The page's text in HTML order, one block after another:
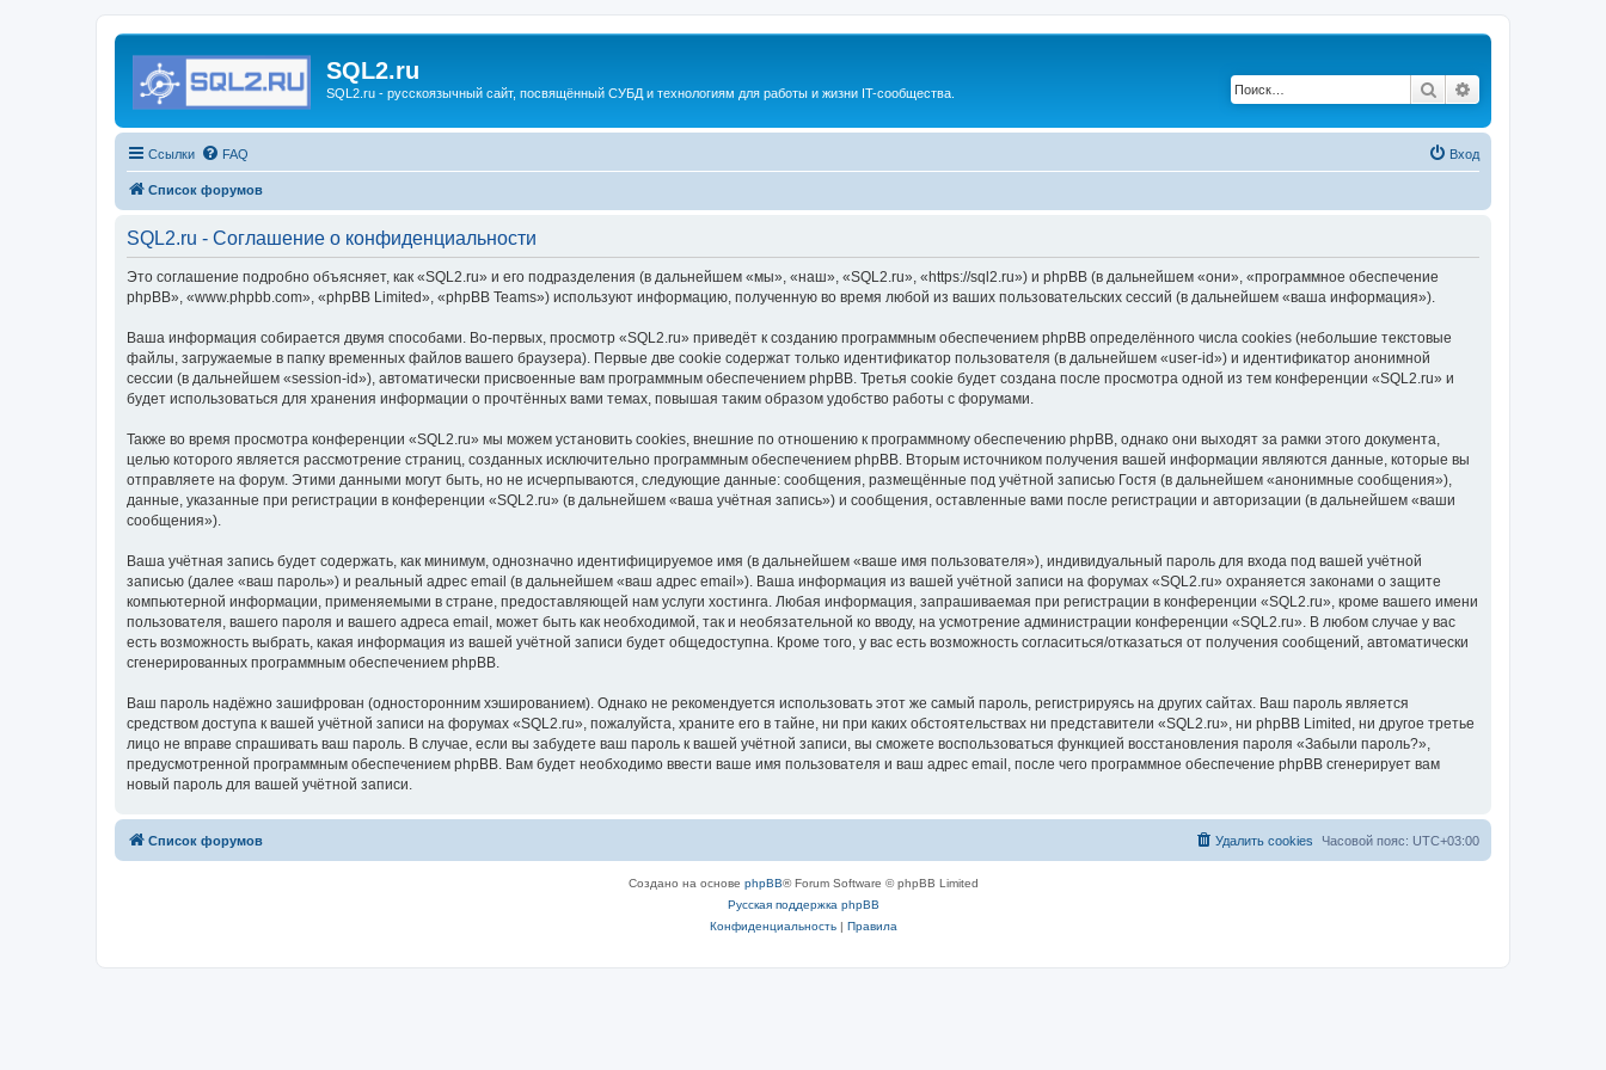
SQL2.ru
SQL2.ru - русскоязычный сайт, посвящённый СУБД и технологиям для работы и жизни IT-сообщества. Поиск
Ссылки FAQ Вход
Список форумов
SQL2.ru - Соглашение о конфиденциальности
Это соглашение подробно объясняет, как «SQL2.ru» и его подразделения (в дальнейшем «мы», «наш», «SQL2.ru», «https://sql2.ru») и phpBB (в дальнейшем «они», «программное обеспечение
phpBB», «www.phpbb.com», «phpBB Limited», «phpBB Teams») используют информацию, полученную во время любой из ваших пользовательских сессий (в дальнейшем «ваша информация»).
Ваша информация собирается двумя способами. Во-первых, просмотр «SQL2.ru» приведёт к созданию программным обеспечением phpBB определённого числа cookies (небольшие текстовые
файлы, загружаемые в папку временных файлов вашего браузера). Первые две cookie содержат только идентификатор пользователя (в дальнейшем «user-id») и идентификатор анонимной
сессии (в дальнейшем «session-id»), автоматически присвоенные вам программным обеспечением phpBB. Третья cookie будет создана после просмотра одной из тем конференции «SQL2.ru» и
будет использоваться для хранения информации о прочтённых вами темах, повышая таким образом удобство работы с форумами.
Также во время просмотра конференции «SQL2.ru» мы можем установить cookies, внешние по отношению к программному обеспечению phpBB, однако они выходят за рамки этого документа,
целью которого является рассмотрение страниц, созданных исключительно программным обеспечением phpBB. Вторым источником получения вашей информации являются данные, которые вы
отправляете на форум. Этими данными могут быть, но не исчерпываются, следующие данные: сообщения, размещённые под учётной записью Гостя (в дальнейшем «анонимные сообщения»),
данные, указанные при регистрации в конференции «SQL2.ru» (в дальнейшем «ваша учётная запись») и сообщения, оставленные вами после регистрации и авторизации (в дальнейшем «ваши
сообщения»).
Ваша учётная запись будет содержать, как минимум, однозначно идентифицируемое имя (в дальнейшем «ваше имя пользователя»), индивидуальный пароль для входа под вашей учётной
записью (далее «ваш пароль») и реальный адрес email (в дальнейшем «ваш адрес email»). Ваша информация из вашей учётной записи на форумах «SQL2.ru» охраняется законами о защите
компьютерной информации, применяемыми в стране, предоставляющей нам услуги хостинга. Любая информация, запрашиваемая при регистрации в конференции «SQL2.ru», кроме вашего имени
пользователя, вашего пароля и вашего адреса email, может быть как необходимой, так и необязательной ко вводу, на усмотрение администрации конференции «SQL2.ru». В любом случае у вас
есть возможность выбрать, какая информация из вашей учётной записи будет общедоступна. Кроме того, у вас есть возможность согласиться/отказаться от получения сообщений, автоматически
сгенерированных программным обеспечением phpBB.
Ваш пароль надёжно зашифрован (односторонним хэшированием). Однако не рекомендуется использовать этот же самый пароль, регистрируясь на других сайтах. Ваш пароль является
средством доступа к вашей учётной записи на форумах «SQL2.ru», пожалуйста, храните его в тайне, ни при каких обстоятельствах ни представители «SQL2.ru», ни phpBB Limited, ни другое третье
лицо не вправе спрашивать ваш пароль. В случае, если вы забудете ваш пароль к вашей учётной записи, вы сможете воспользоваться функцией восстановления пароля «Забыли пароль?»,
предусмотренной программным обеспечением phpBB. Вам будет необходимо ввести ваше имя пользователя и ваш адрес email, после чего программное обеспечение phpBB сгенерирует вам
новый пароль для вашей учётной записи.
Список форумов Часовой пояс: UTC+03:00
Удалить cookies
Создано на основе phpBB® Forum Software © phpBB Limited
Русская поддержка phpBB
Конфиденциальность| Правила